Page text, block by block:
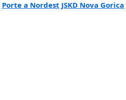
Porte a Nordest JSKD Nova Gorica